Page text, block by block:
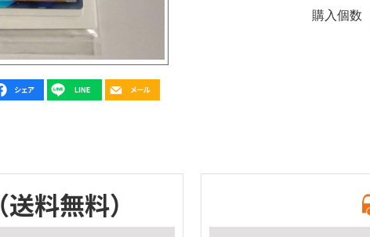
購入個数
（送料無料）